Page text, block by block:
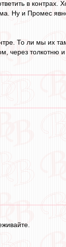
в контрах.
Ну и Промес
То ли мы их
через толкотню